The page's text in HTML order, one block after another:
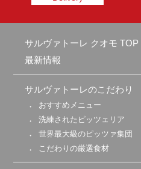
サルヴァトーレ クオモ TOP
最新情報
サルヴァトーレのこだわり
おすすめメニュー
洗練されたピッツェリア
世界最大級のピッツァ集団
こだわりの厳選食材